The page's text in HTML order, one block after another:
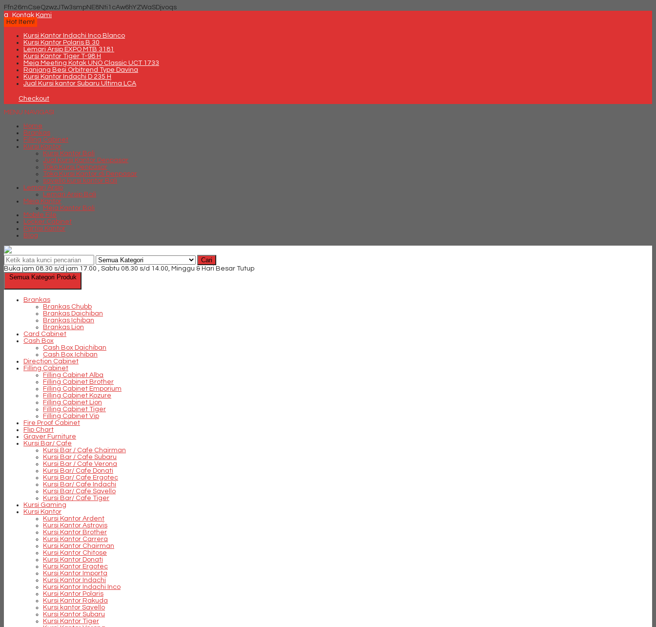
Ffn26mCseQzwzJTw3smpNE8Nti1cAw6hYZWaSDjvoqs
q
Kontak Kami
Hot Item!
Kursi Kantor Indachi Inco Blanco
Kursi Kantor Polaris B 30
Lemari Arsip EXPO MTB 3181
Kursi Kantor Tiger T-98 H
Meja Meeting Kotak UNO Classic UCT 1733
Ranjang Besi Orbitrend Type Davina
Kursi Kantor Indachi D 235 H
Jual Kursi kantor Subaru Ultima LCA
Checkout
MENU NAVIGASI
Home
Brankas
Filling Cabinet
Kursi Kantor
Kursi Kantor Bali
Jual Kursi Kantor Denpasar
Toko Kursi Denpasar
Toko Kursi Kantor di Denpasar
savello kursi kantor Bali
Lemari Arsip
Lemari Arsip Bali
Meja Kantor
Meja Kantor Bali
Mobile File
Locker Cabinet
Partisi Kantor
Blog
Cari
Buka jam 08.30 s/d jam 17.00 , Sabtu 08.30 s/d 14.00, Minggu & Hari Besar Tutup
Semua Kategori Produk
Brankas
Brankas Chubb
Brankas Daichiban
Brankas Ichiban
Brankas Lion
Card Cabinet
Cash Box
Cash Box Daichiban
Cash Box Ichiban
Direction Cabinet
Filling Cabinet
Filling Cabinet Alba
Filling Cabinet Brother
Filling Cabinet Emporium
Filling Cabinet Kozure
Filling Cabinet Lion
Filling Cabinet Tiger
Filling Cabinet Vip
Fire Proof Cabinet
Flip Chart
Graver Furniture
Kursi Bar/ Cafe
Kursi Bar / Cafe Chairman
Kursi Bar / Cafe Subaru
Kursi Bar / Cafe Verona
Kursi Bar/ Cafe Donati
Kursi Bar/ Cafe Ergotec
Kursi Bar/ Cafe Indachi
Kursi Bar/ Cafe Savello
Kursi Bar/ Cafe Tiger
Kursi Gaming
Kursi Kantor
Kursi Kantor Ardent
Kursi Kantor Astrovis
Kursi Kantor Brother
Kursi Kantor Carrera
Kursi Kantor Chairman
Kursi Kantor Chitose
Kursi Kantor Donati
Kursi Kantor Ergotec
Kursi Kantor Importa
Kursi Kantor Indachi
Kursi Kantor Indachi Inco
Kursi Kantor Polaris
Kursi Kantor Rakuda
Kursi kantor Savello
Kursi Kantor Subaru
Kursi Kantor Tiger